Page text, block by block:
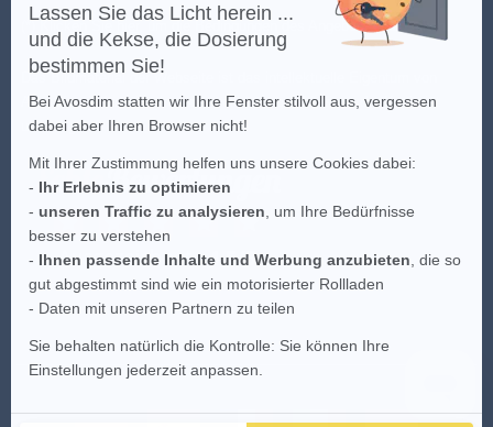
Lassen Sie das Licht herein ...
und die Kekse, die Dosierung
bestimmen Sie!
Bei Avosdim statten wir Ihre Fenster stilvoll aus, vergessen
dabei aber Ihren Browser nicht!
Mit Ihrer Zustimmung helfen uns unsere Cookies dabei:
- Ihr Erlebnis zu optimieren
- unseren Traffic zu analysieren , um Ihre Bedürfnisse
besser zu verstehen
- Ihnen passende Inhalte und Werbung anzubieten , die so
gut abgestimmt sind wie ein motorisierter Rollladen
- Daten mit unseren Partnern zu teilen
Sie behalten natürlich die Kontrolle: Sie können Ihre
Einstellungen jederzeit anpassen.
(*) Klicken Sie hier, um die Bedingungen des Angebots einzusehen.
Das Bildmaterial der Webseite ist das intellektuelle Eigentum von
AvosDim, jeder teilweise oder vollkommene Versuch der Kopie ist
untersagt.